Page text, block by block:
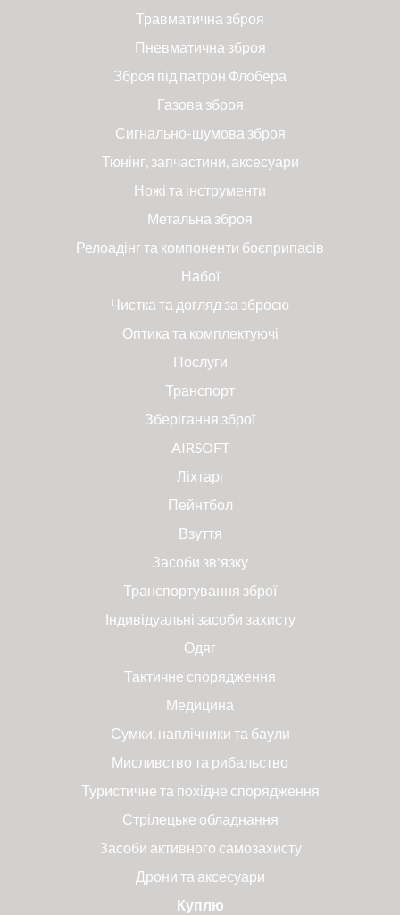
Травматична зброя
Пневматична зброя
Зброя під патрон Флобера
Газова зброя
Сигнально-шумова зброя
Тюнінг, запчастини, аксесуари
Ножі та інструменти
Метальна зброя
Релоадінг та компоненти боєприпасів
Набої
Чистка та догляд за зброєю
Оптика та комплектуючі
Послуги
Транспорт
Зберігання зброї
AIRSOFT
Ліхтарі
Пейнтбол
Взуття
Засоби зв'язку
Транспортування зброї
Індивідуальні засоби захисту
Одяг
Тактичне спорядження
Медицина
Сумки, наплічники та баули
Мисливство та рибальство
Туристичне та похідне спорядження
Стрілецьке обладнання
Засоби активного самозахисту
Дрони та аксесуари
Куплю